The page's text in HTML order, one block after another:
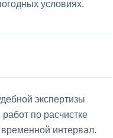
условиях.
экспертизы
по расчистке
интервал.